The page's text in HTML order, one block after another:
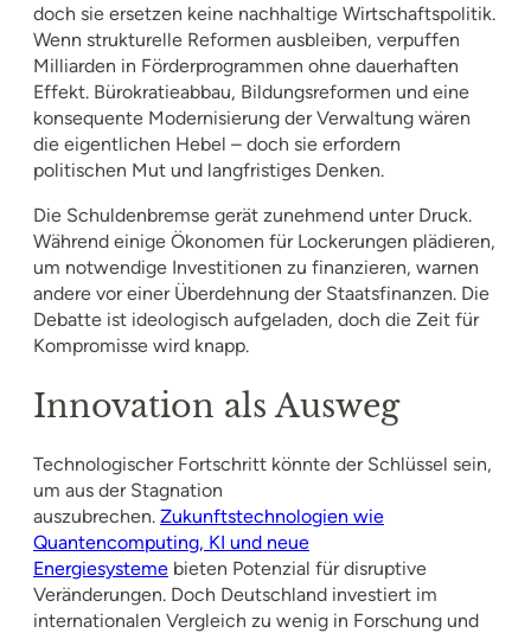
doch sie ersetzen keine nachhaltige Wirtschaftspolitik.
Wenn strukturelle Reformen ausbleiben, verpuffen
Milliarden in Förderprogrammen ohne dauerhaften
Effekt. Bürokratieabbau, Bildungsreformen und eine
konsequente Modernisierung der Verwaltung wären
die eigentlichen Hebel – doch sie erfordern
politischen Mut und langfristiges Denken.
Die Schuldenbremse gerät zunehmend unter Druck.
Während einige Ökonomen für Lockerungen plädieren,
um notwendige Investitionen zu finanzieren, warnen
andere vor einer Überdehnung der Staatsfinanzen. Die
Debatte ist ideologisch aufgeladen, doch die Zeit für
Kompromisse wird knapp.
Innovation als Ausweg
Technologischer Fortschritt könnte der Schlüssel sein,
um aus der Stagnation
auszubrechen. Zukunftstechnologien wie
Quantencomputing, KI und neue
Energiesysteme bieten Potenzial für disruptive
Veränderungen. Doch Deutschland investiert im
internationalen Vergleich zu wenig in Forschung und